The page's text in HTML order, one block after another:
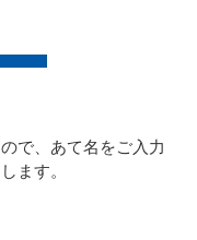
で、あて名をご入力
ます。